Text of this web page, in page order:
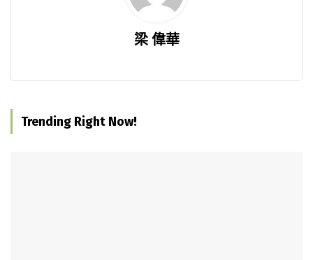
梁 偉華
Trending Right Now!